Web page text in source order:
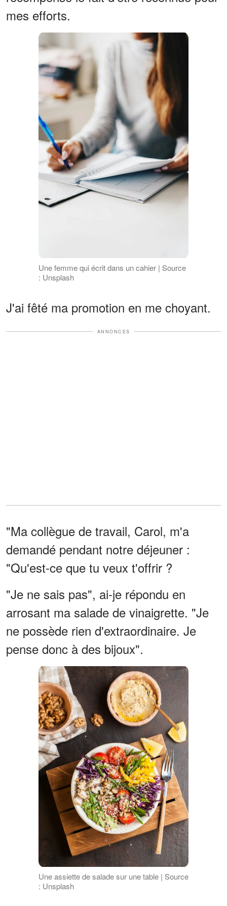
mes efforts.
Une femme qui écrit dans un cahier | Source
: Unsplash
J'ai fêté ma promotion en me choyant.
ANNONCES
"Ma collègue de travail, Carol, m'a
demandé pendant notre déjeuner :
"Qu'est-ce que tu veux t'offrir ?
"Je ne sais pas", ai-je répondu en
arrosant ma salade de vinaigrette. "Je
ne possède rien d'extraordinaire. Je
pense donc à des bijoux".
Une assiette de salade sur une table | Source
: Unsplash